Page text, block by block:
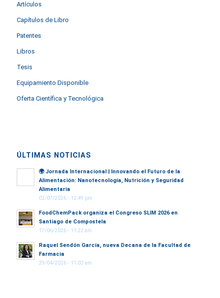
Artículos
Capítulos de Libro
Patentes
Libros
Tesis
Equipamiento Disponible
Oferta Científica y Tecnológica
ÚLTIMAS NOTICIAS
🌍 Jornada Internacional | Innovando el Futuro de la
Alimentación: Nanotecnología, Nutrición y Seguridad
Alimentaria
02/07/2026 - 12:49 pm
FoodChemPack organiza el Congreso SLIM 2026 en
Santiago de Compostela
17/06/2026 - 11:22 am
Raquel Sendón García, nueva Decana de la Facultad de
Farmacia
29/04/2026 - 11:02 am